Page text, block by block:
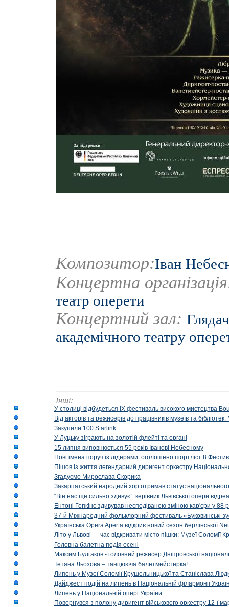
Композитор:Іван
Концертна
театр оперети
Концертний зал:
академічного театру
Інші:
У столиці відбудеться IX фестиваль високого мистецтва
Від акторів та режисерів до працівників музеїв та
Закупили 100 Starlink
У Луцьку зіграють на золотій флейті та органі
15 липня виповнюється 55 років Іванові Небесному
Нові імена поруч із лідерами: оголошено шортліст 8
Пішов із життя легендарний диригент оркестру
Згадуємо Мирослава Скорика
Закарпатський народний хор отримав статус національного
“Він нас ще сильно здивує”: керівник Львівської опери
Ентоні Гопкінс здивував несподіваною зміною кар'єри у 88
37-й Міжнародний фольклорний фестиваль «Буковинські
Українська Opera Aperta відкриє новий сезон берлінської
Літо у Львові — час відкривати місто пішки: Музеї Соломії
Головна балетна подія осені
Максим Булгаков - головний режисер Дніпровської
Тетяна Льозова – танцююча балетмейстерка!
Липень у Музеї Соломії Крушельницької та Станіслава
Дайджест подій на липень в Національній філармонії
Липень у Національній опері України
Повернувся з полону диригент військового оркестру 12-ї